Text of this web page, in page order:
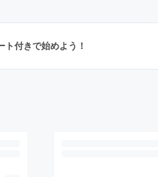
付きで始めよう！